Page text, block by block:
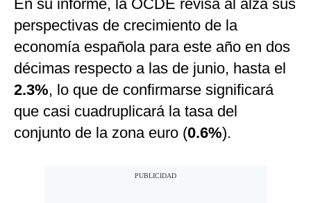
En su informe, la OCDE revisa al alza sus
perspectivas de crecimiento de la
economía española para este año en dos
décimas respecto a las de junio, hasta el
2.3%, lo que de confirmarse significará
que casi cuadruplicará la tasa del
conjunto de la zona euro (0.6%).